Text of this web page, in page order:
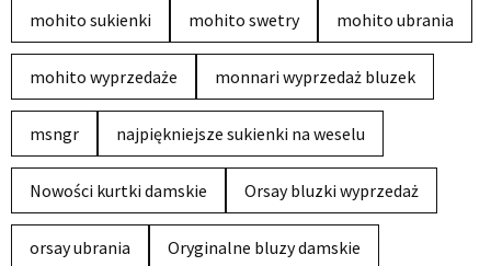
mohito sukienki mohito swetry mohito ubrania
mohito wyprzedaże monnari wyprzedaż bluzek
msngr najpiękniejsze sukienki na weselu
Nowości kurtki damskie Orsay bluzki wyprzedaż
orsay ubrania Oryginalne bluzy damskie